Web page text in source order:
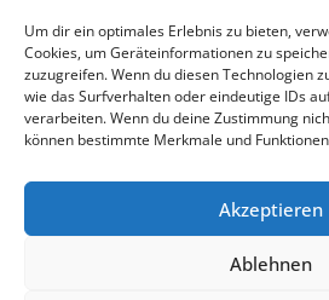
Um dir ein optimales Erlebnis zu bieten,
Cookies, um Geräteinformationen zu
zuzugreifen. Wenn du diesen Technologien
wie das Surfverhalten oder eindeutige IDs
verarbeiten. Wenn du deine Zustimmung
können bestimmte Merkmale und
Akzeptieren
Ablehnen
Wr. Neustädter Straße 1
2733 Grünbach am Schneeberg
Öffnungszeiten Gemeindeamt:
Montag: 8.00 – 12.00 Uhr und 14.00 – 18.00
Freitag: 8.00 – 12.00 Uhr
Email: